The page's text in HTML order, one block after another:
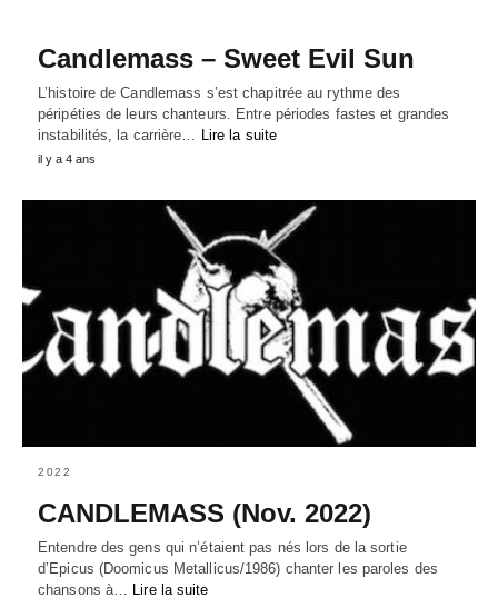
Candlemass – Sweet Evil Sun
L’histoire de Candlemass s’est chapitrée au rythme des
péripéties de leurs chanteurs. Entre périodes fastes et grandes
instabilités, la carrière… Lire la suite
il y a 4 ans
2022
CANDLEMASS (Nov. 2022)
Entendre des gens qui n’étaient pas nés lors de la sortie
d’Epicus (Doomicus Metallicus/1986) chanter les paroles des
chansons à… Lire la suite